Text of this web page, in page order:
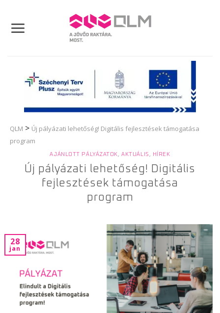
content
QLM > Új pályázati lehetőség! Digitális fejlesztések támogatása
program
AJÁNLOTT PÁLYÁZATOK ,AKTUÁLIS HÍREK
Új pályázati lehetőség! Digitális
fejlesztések támogatása
program
28
jan